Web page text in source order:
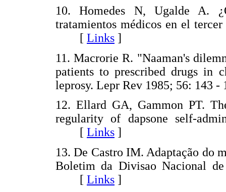
10. Homedes N, Ugalde A.
tratamientos médicos en el
[ Links ]
11. Macrorie R. "Naaman's
patients to prescribed drugs in
leprosy. Lepr Rev 1985; 56:
12. Ellard GA, Gammon PT.
regularity of dapsone self-
[ Links ]
13. De Castro IM. Adaptação do
Boletim da Divisao Nacional
[ Links ]